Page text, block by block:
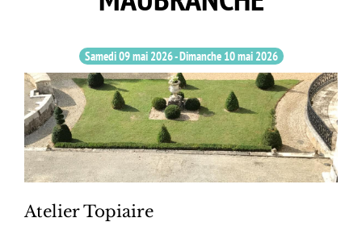
Samedi 09 mai 2026-Dimanche 10 mai 2026
Atelier Topiaire